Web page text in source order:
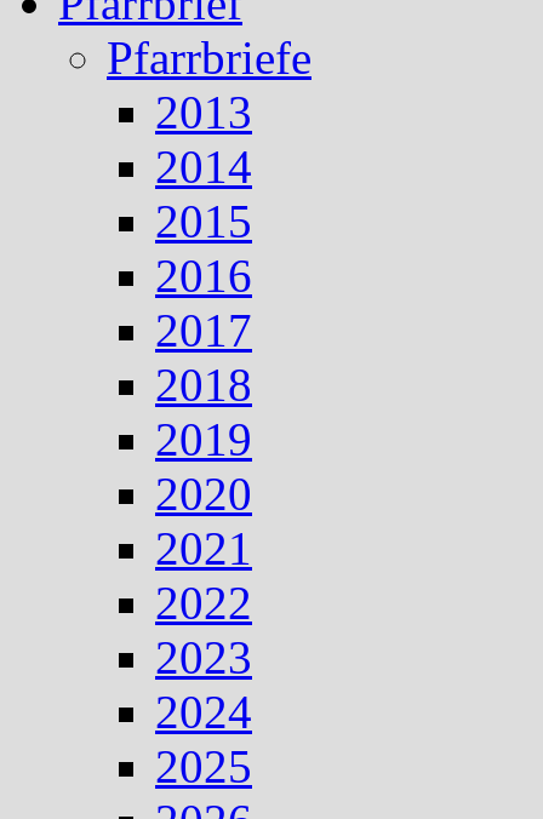
Pfarrbriefe
2013
2014
2015
2016
2017
2018
2019
2020
2021
2022
2023
2024
2025